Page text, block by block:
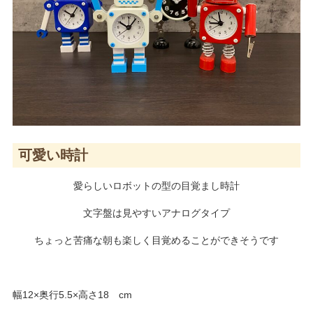
可愛い時計
愛らしいロボットの型の目覚まし時計
文字盤は見やすいアナログタイプ
ちょっと苦痛な朝も楽しく目覚めることができそうです
幅12×奥行5.5×高さ18 cm